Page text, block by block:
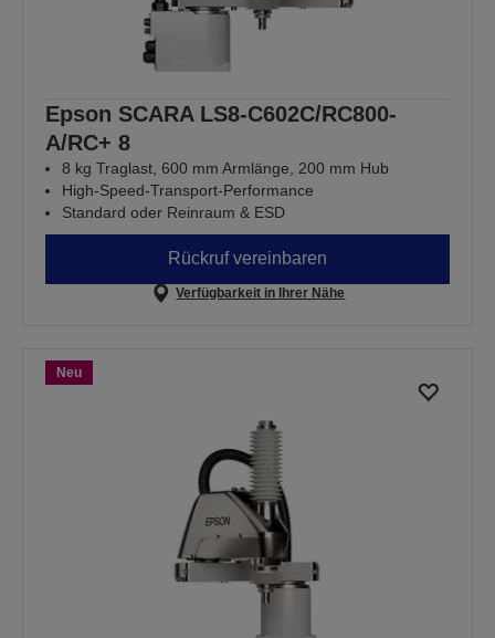
Epson SCARA LS8-C602C/RC800-
A/RC+ 8
8 kg Traglast, 600 mm Armlänge, 200 mm Hub
High-Speed-Transport-Performance
Standard oder Reinraum & ESD
Rückruf vereinbaren
Verfügbarkeit in Ihrer Nähe
Neu